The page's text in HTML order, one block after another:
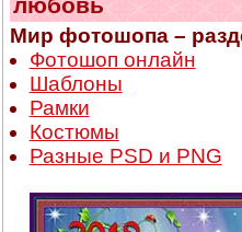
Мир фотошопа –
Фотошоп онлайн
Шаблоны
Рамки
Костюмы
Разные PSD и PNG